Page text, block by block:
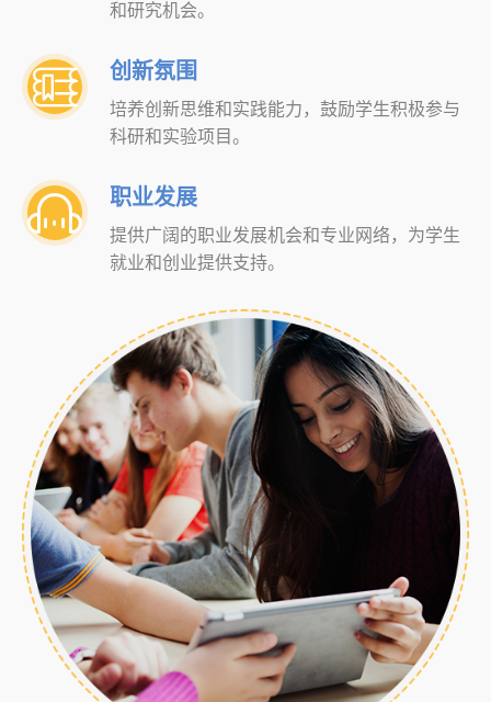
和研究机会。
创新氛围
培养创新思维和实践能力，鼓励学生积极参与
科研和实验项目。

职业发展
提供广阔的职业发展机会和专业网络，为学生
就业和创业提供支持。
